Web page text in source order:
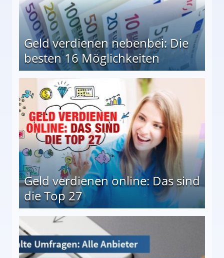
Geld verdienen nebenbei: Die
besten 16 Möglichkeiten
Geld verdienen online: Das sind
die Top 27